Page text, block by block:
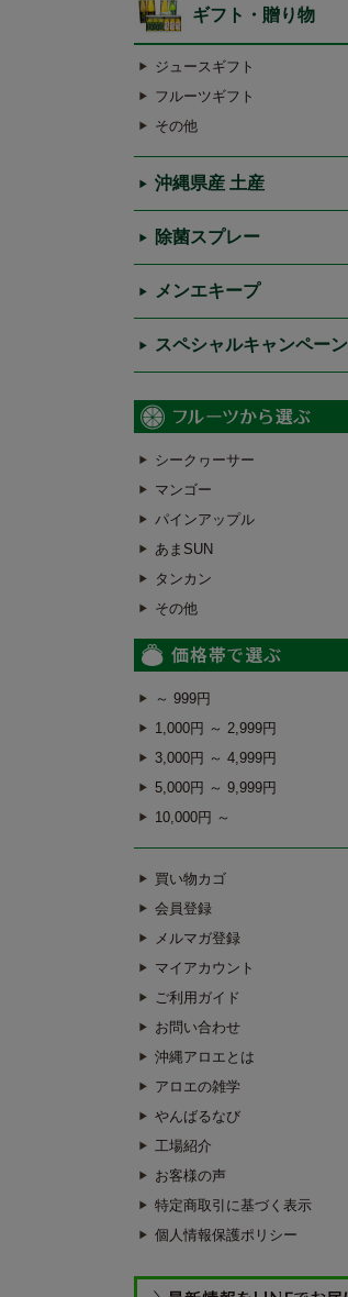
ギフト・贈り物
ジュースギフト
フルーツギフト
その他
沖縄県産 土産
除菌スプレー
メンエキープ
スペシャルキャンペーン
シークヮーサー
マンゴー
パインアップル
あまSUN
タンカン
その他
～ 999円
1,000円 ～ 2,999円
3,000円 ～ 4,999円
5,000円 ～ 9,999円
10,000円 ～
買い物カゴ
会員登録
メルマガ登録
マイアカウント
ご利用ガイド
お問い合わせ
沖縄アロエとは
アロエの雑学
やんばるなび
工場紹介
お客様の声
特定商取引に基づく表示
個人情報保護ポリシー